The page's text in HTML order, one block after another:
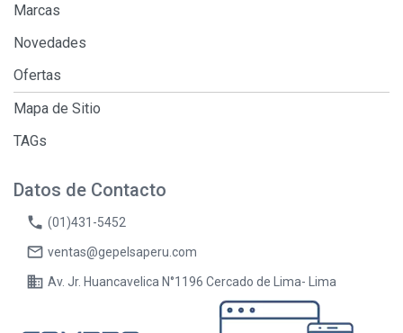
Marcas
Novedades
Ofertas
Mapa de Sitio
TAGs
Datos de Contacto
phone (01)431-5452
mail_outline ventas@gepelsaperu.com
business Av. Jr. Huancavelica N°1196 Cercado de Lima- Lima